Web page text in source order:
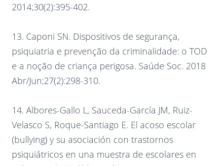
2014;30(2):395-402.
13. Caponi SN. Dispositivos de segurança,
psiquiatria e prevenção da criminalidade: o TOD
e a noção de criança perigosa. Saúde Soc. 2018
Abr/Jun;27(2):298-310.
14. Albores-Gallo L, Sauceda-García JM, Ruiz-
Velasco S, Roque-Santiago E. El acoso escolar
(bullying) y su asociación con trastornos
psiquiátricos en una muestra de escolares en